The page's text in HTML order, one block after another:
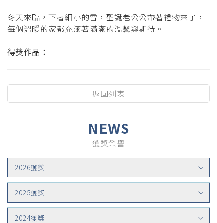
NEWS
獲獎榮譽
2026獲獎
2025獲獎
2024獲獎
冬天來臨，下著細小的雪，聖誕老公公帶著禮物來了，
每個溫暖的家都充滿著滿滿的溫馨與期待。
得獎作品：
返回列表